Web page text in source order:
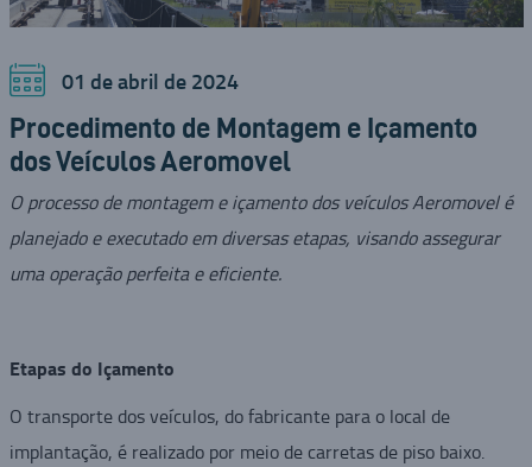
01 de abril de 2024
Procedimento de Montagem e Içamento
dos Veículos Aeromovel
O processo de montagem e içamento dos veículos Aeromovel é
planejado e executado em diversas etapas, visando assegurar
uma operação perfeita e eficiente.
Etapas do Içamento
O transporte dos veículos, do fabricante para o local de
implantação, é realizado por meio de carretas de piso baixo.